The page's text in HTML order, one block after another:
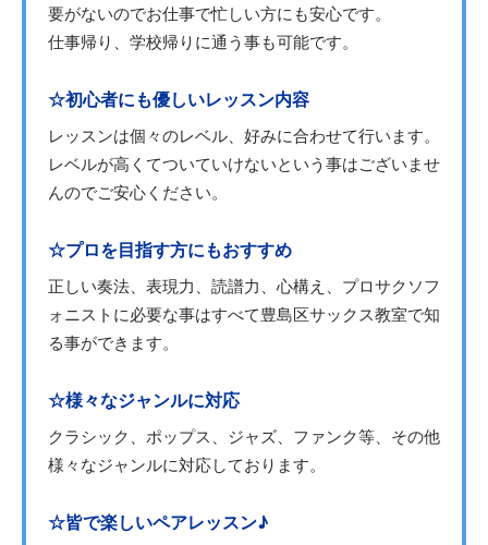
要がないのでお仕事で忙しい方にも安心です。
仕事帰り、学校帰りに通う事も可能です。
☆初心者にも優しいレッスン内容
レッスンは個々のレベル、好みに合わせて行います。
レベルが高くてついていけないという事はございませ
んのでご安心ください。
☆プロを目指す方にもおすすめ
正しい奏法、表現力、読譜力、心構え、プロサクソフ
ォニストに必要な事はすべて豊島区サックス教室で知
る事ができます。
☆様々なジャンルに対応
クラシック、ポップス、ジャズ、ファンク等、その他
様々なジャンルに対応しております。
☆皆で楽しいペアレッスン♪